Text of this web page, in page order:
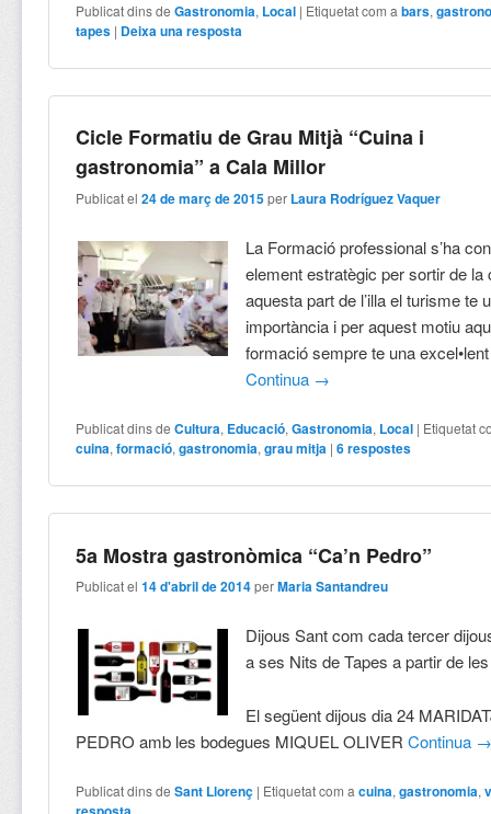
Publicat dins de Gastronomia, Local | Etiquetat com a bars,
tapes | Deixa una resposta
Cicle Formatiu de Grau Mitjà “Cuina i
gastronomia” a Cala Millor
Publicat el24 de març de 2015 per Laura Rodríguez Vaquer
La Formació professional s’ha
element estratègic per sortir de la
aquesta part de l’illa el turisme te
importància i per aquest motiu
formació sempre te una
Continua →
Publicat dins de Cultura, Educació,Gastronomia, Local | Etiquetat
cuina,formació,gastronomia,grau mitja |6respostes
5a Mostra gastronòmica “Ca’n Pedro”
Publicat el14 d'abril de 2014 perMaria Santandreu
Dijous Sant com cada tercer
a ses Nits de Tapes a partir de
El següent dijous dia 24
PEDRO amb les bodegues MIQUEL OLIVERContinua
Publicat dins de Sant Llorenç | Etiquetat com a cuina,gastronomia,